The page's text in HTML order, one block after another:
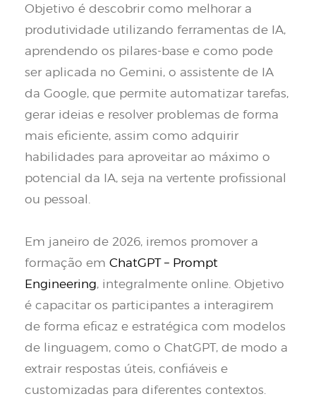
Objetivo é descobrir como melhorar a
produtividade utilizando ferramentas de IA,
aprendendo os pilares-base e como pode
ser aplicada no Gemini, o assistente de IA
da Google, que permite automatizar tarefas,
gerar ideias e resolver problemas de forma
mais eficiente, assim como adquirir
habilidades para aproveitar ao máximo o
potencial da IA, seja na vertente profissional
ou pessoal.
Em janeiro de 2026, iremos promover a
formação em ChatGPT – Prompt
Engineering, integralmente online. Objetivo
é capacitar os participantes a interagirem
de forma eficaz e estratégica com modelos
de linguagem, como o ChatGPT, de modo a
extrair respostas úteis, confiáveis e
customizadas para diferentes contextos.